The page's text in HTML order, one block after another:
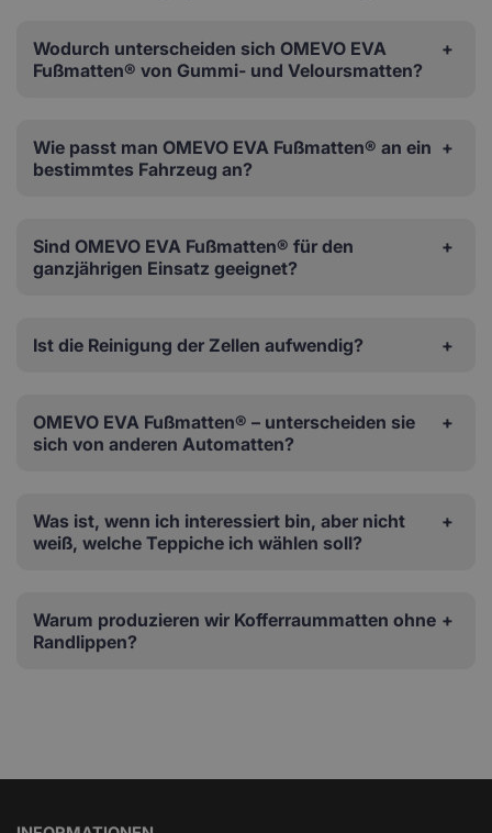
Wodurch unterscheiden sich OMEVO EVA
Fußmatten® von Gummi- und Veloursmatten?
Wie passt man OMEVO EVA Fußmatten® an ein
bestimmtes Fahrzeug an?
Sind OMEVO EVA Fußmatten® für den
ganzjährigen Einsatz geeignet?
Ist die Reinigung der Zellen aufwendig?
OMEVO EVA Fußmatten® – unterscheiden sie
sich von anderen Automatten?
Was ist, wenn ich interessiert bin, aber nicht
weiß, welche Teppiche ich wählen soll?
Warum produzieren wir Kofferraummatten ohne
Randlippen?